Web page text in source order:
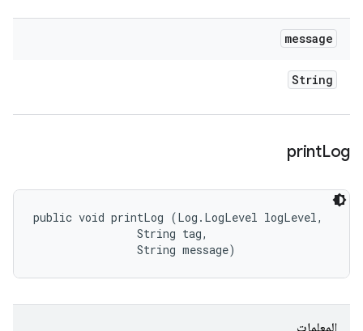
message
String
printLog
public void printLog (Log.LogLevel logLevel,
                String tag,
                String message)
المعلمات